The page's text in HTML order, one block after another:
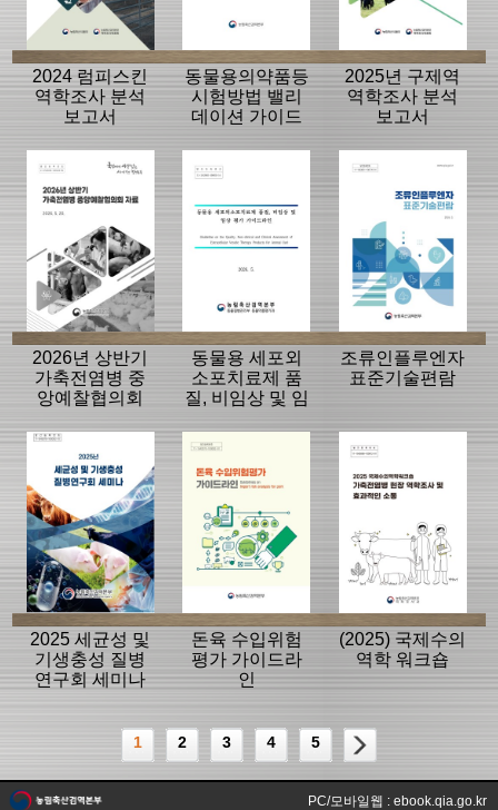
2024 럼피스킨
역학조사 분석
보고서
동물용의약품등
시험방법 밸리
데이션 가이드
2025년 구제역
역학조사 분석
보고서
2026년 상반기
가축전염병 중
앙예찰협의회
동물용 세포외
소포치료제 품
질, 비임상 및 임
라인
조류인플루엔자
표준기술편람
2025 세균성 및
기생충성 질병
연구회 세미나
돈육 수입위험
평가 가이드라
인
(2025) 국제수의
역학 워크숍
1 2 3 4 5
PC/모바일웹 : ebook.qia.go.kr